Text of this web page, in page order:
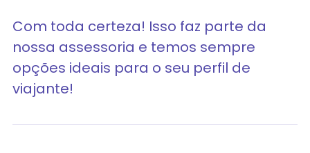
Com toda certeza! Isso faz parte da
nossa assessoria e temos sempre
opções ideais para o seu perfil de
viajante!